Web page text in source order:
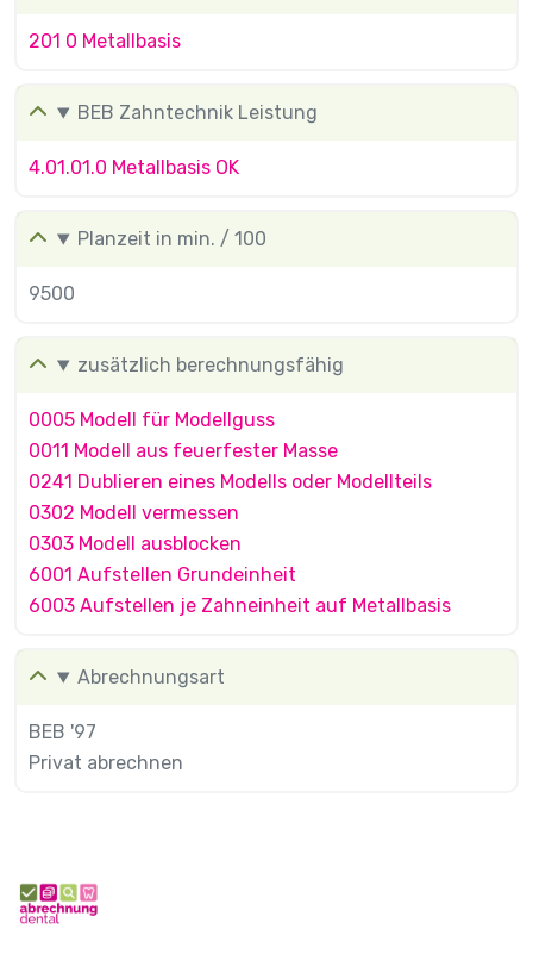
201 0 Metallbasis
BEB Zahntechnik Leistung
4.01.01.0 Metallbasis OK
Planzeit in min. / 100
9500
zusätzlich berechnungsfähig
0005 Modell für Modellguss
0011 Modell aus feuerfester Masse
0241 Dublieren eines Modells oder Modellteils
0302 Modell vermessen
0303 Modell ausblocken
6001 Aufstellen Grundeinheit
6003 Aufstellen je Zahneinheit auf Metallbasis
Abrechnungsart
BEB '97
Privat abrechnen